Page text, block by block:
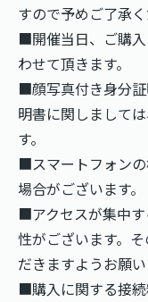
すので予めご了承く
■開催当日、ご購
わせて頂きます。
■顔写真付き身分
明書に関しまして
す。
■スマートフォン
場合がございます。
■アクセスが集中
性がございます。
だきますようお願い
■購入に関する接